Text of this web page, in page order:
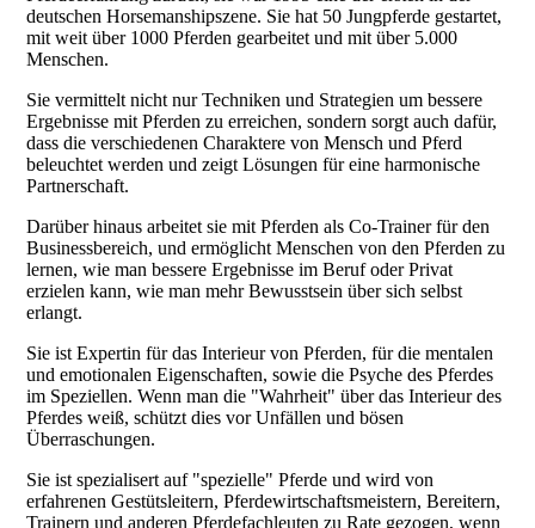
deutschen Horsemanshipszene. Sie hat 50 Jungpferde gestartet,
mit weit über 1000 Pferden gearbeitet und mit über 5.000
Menschen.
Sie vermittelt nicht nur Techniken und Strategien um bessere
Ergebnisse mit Pferden zu erreichen, sondern sorgt auch dafür,
dass die verschiedenen Charaktere von Mensch und Pferd
beleuchtet werden und zeigt Lösungen für eine harmonische
Partnerschaft.
Darüber hinaus arbeitet sie mit Pferden als Co-Trainer für den
Businessbereich, und ermöglicht Menschen von den Pferden zu
lernen, wie man bessere Ergebnisse im Beruf oder Privat
erzielen kann, wie man mehr Bewusstsein über sich selbst
erlangt.
Sie ist Expertin für das Interieur von Pferden, für die mentalen
und emotionalen Eigenschaften, sowie die Psyche des Pferdes
im Speziellen. Wenn man die "Wahrheit" über das Interieur des
Pferdes weiß, schützt dies vor Unfällen und bösen
Überraschungen.
Sie ist spezialisert auf "spezielle" Pferde und wird von
erfahrenen Gestütsleitern, Pferdewirtschaftsmeistern, Bereitern,
Trainern und anderen Pferdefachleuten zu Rate gezogen, wenn